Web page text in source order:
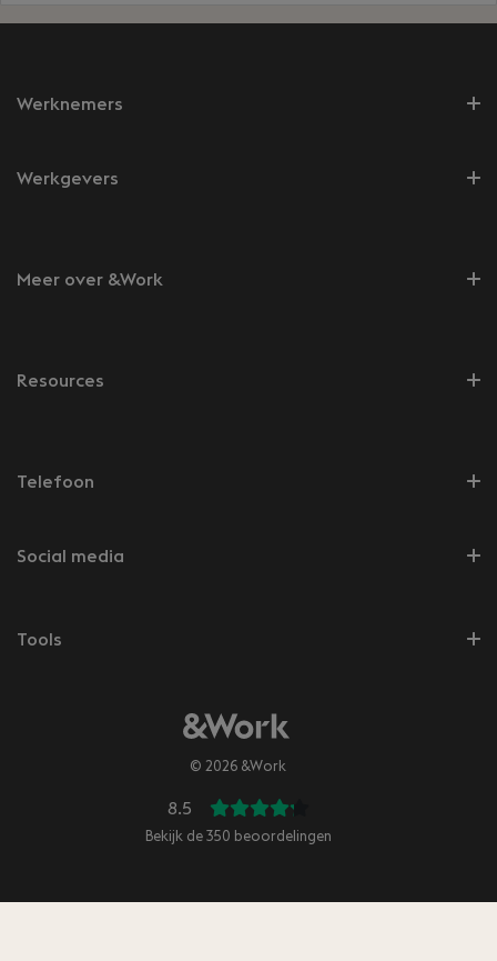
Werknemers
Werkgevers
Meer over &Work
Resources
Telefoon
Social media
Tools
© 2026 &Work
8.5
Bekijk de 350 beoordelingen